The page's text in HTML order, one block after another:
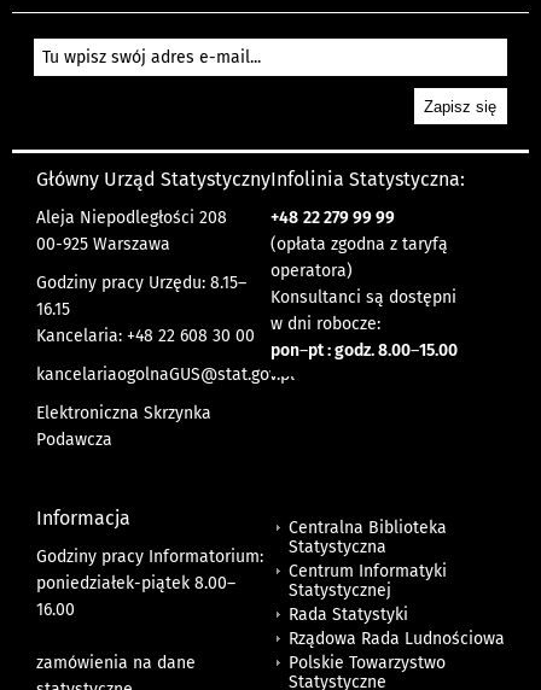
Główny Urząd Statystyczny
Aleja Niepodległości 208
00-925 Warszawa
Godziny pracy Urzędu: 8.15–
16.15
Kancelaria: +48 22 608 30 00
kancelariaogolnaGUS@stat.gov.pl
Elektroniczna Skrzynka
Podawcza
Infolinia Statystyczna:
+48 22 279 99 99
(opłata zgodna z taryfą
operatora)
Konsultanci są dostępni
w dni robocze:
pon–pt : godz. 8.00–15.00
Informacja
Godziny pracy Informatorium:
poniedziałek-piątek 8.00–
16.00
zamówienia na dane
Centralna Biblioteka
Statystyczna
Centrum Informatyki
Statystycznej
Rada Statystyki
Rządowa Rada Ludnościowa
Polskie Towarzystwo
Statystyczne